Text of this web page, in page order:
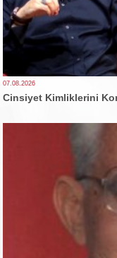
07.08.2026
Cinsiyet Kimliklerini